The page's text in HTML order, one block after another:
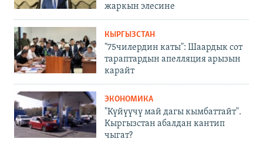
жаркын элесине
КЫРГЫЗСТАН
"75чилердин каты": Шаардык сот
тараптардын апелляция арызын
карайт
ЭКОНОМИКА
"Күйүүчү май дагы кымбаттайт".
Кыргызстан абалдан кантип
чыгат?